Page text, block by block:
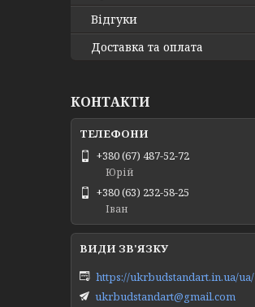
Відгуки
Доставка та оплата
КОНТАКТИ
+380 (67) 487-52-72
Юрій
+380 (63) 232-58-25
Іван
https://ukrbudstandart.in.ua/ua/
ukrbudstandart@gmail.com